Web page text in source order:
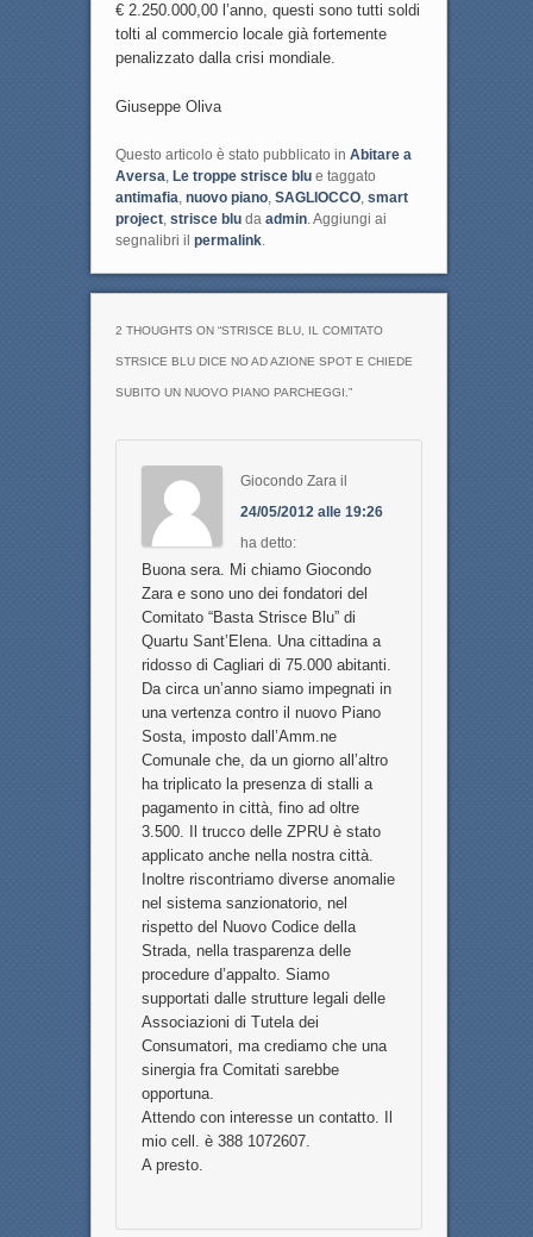
€ 2.250.000,00 l’anno, questi sono tutti soldi
tolti al commercio locale già fortemente
penalizzato dalla crisi mondiale.
Giuseppe Oliva
Questo articolo è stato pubblicato in Abitare a
Aversa, Le troppe strisce blue taggato
antimafia, nuovo piano, SAGLIOCCO, smart
project, strisce bluda admin. Aggiungi ai
segnalibri il permalink.
2 THOUGHTS ON “STRISCE BLU, IL COMITATO
STRSICE BLU DICE NO AD AZIONE SPOT E CHIEDE
SUBITO UN NUOVO PIANO PARCHEGGI.”
Giocondo Zarail
24/05/2012 alle 19:26
ha detto:
Buona sera. Mi chiamo Giocondo
Zara e sono uno dei fondatori del
Comitato “Basta Strisce Blu” di
Quartu Sant’Elena. Una cittadina a
ridosso di Cagliari di 75.000 abitanti.
Da circa un’anno siamo impegnati in
una vertenza contro il nuovo Piano
Sosta, imposto dall’Amm.ne
Comunale che, da un giorno all’altro
ha triplicato la presenza di stalli a
pagamento in città, fino ad oltre
3.500. Il trucco delle ZPRU è stato
applicato anche nella nostra città.
Inoltre riscontriamo diverse anomalie
nel sistema sanzionatorio, nel
rispetto del Nuovo Codice della
Strada, nella trasparenza delle
procedure d’appalto. Siamo
supportati dalle strutture legali delle
Associazioni di Tutela dei
Consumatori, ma crediamo che una
sinergia fra Comitati sarebbe
opportuna.
Attendo con interesse un contatto. Il
mio cell. è 388 1072607.
A presto.